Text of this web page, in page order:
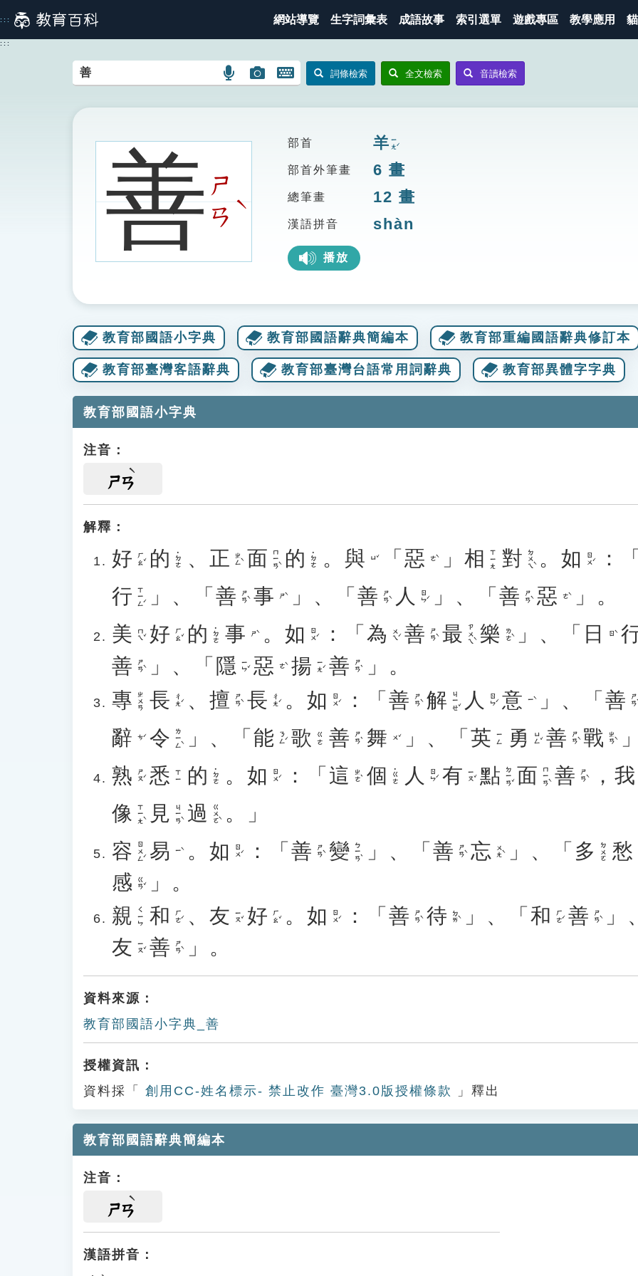
到
主
::: 網站導覽 生字詞彙表 成語故事 索引選單 遊戲專區 教學應用
:::
語
搜
圖
圖
搜
開
鍵
圖
詞條檢索 全文檢索 音讀檢索
善ㄕ
ㄢ
ˋ
部首 羊ㄧㄤˊ
部首外筆畫 6 畫
總筆畫 12 畫
漢語拼音 shàn
播放
教育部國語小字典 教育部國語辭典簡編本 教育部重編國語辭典修訂本
教育部臺灣客語辭典 教育部臺灣台語常用詞辭典 教育部異體字字典
教育部國語小字典
注音：
ㄕㄢ
解釋：
好 ㄏㄠˇ 的 ˙ㄉㄜ 、 正 ㄓㄥˋ 面 ㄇㄧㄢˋ 的 ˙ㄉㄜ 。 與 ㄩˇ 「 惡 ㄜˋ 」 相 ㄒㄧㄤ 對 ㄉㄨㄟˋ 。如 ㄖㄨˊ ：
行 ㄒㄧㄥˊ 」 、 「 善 ㄕㄢˋ 事 ㄕˋ 」 、 「 善 ㄕㄢˋ 人 ㄖㄣˊ 」 、 「 善 ㄕㄢˋ 惡 ㄜˋ 」
。
美 ㄇㄟˇ 好 ㄏㄠˇ 的 ˙ㄉㄜ 事 ㄕˋ 。 如 ㄖㄨˊ ： 「 為 ㄨㄟˊ 善 ㄕㄢˋ 最 ㄗㄨㄟˋ 樂 ㄌㄜˋ 」 、 「 日 ㄖˋ
善 ㄕㄢˋ 」 、 「 隱 ㄧㄣˇ 惡 ㄜˋ 揚 ㄧㄤˊ 善 ㄕㄢˋ 」
。
專 ㄓㄨㄢ 長 ㄔㄤˊ 、 擅 ㄕㄢˋ 長 ㄔㄤˊ 。 如 ㄖㄨˊ ： 「 善 ㄕㄢˋ 解 ㄐㄧㄝˇ 人 ㄖㄣˊ 意 ㄧˋ 」 、 「善 ㄕㄢˋ
辭 ㄘˊ 令 ㄌㄧㄥˋ 」 、 「 能 ㄋㄥˊ 歌 ㄍㄜ 善 ㄕㄢˋ 舞 ㄨˇ 」 、 「 英 ㄧㄥ 勇 ㄩㄥˇ 善 ㄕㄢˋ 戰 ㄓㄢˋ
熟 ㄕㄡˊ 悉 ㄒㄧ 的 ˙ㄉㄜ 。 如 ㄖㄨˊ ： 「 這 ㄓㄜˋ 個 ˙ㄍㄜ 人 ㄖㄣˊ 有 ㄧㄡˇ 點 ㄉㄧㄢˇ 面 ㄇㄧㄢˋ 善 ㄕㄢˋ ，我
像 ㄒㄧㄤˋ 見 ㄐㄧㄢˋ 過 ㄍㄨㄛˋ 。
」
容 ㄖㄨㄥˊ 易 ㄧˋ 。 如 ㄖㄨˊ ： 「 善 ㄕㄢˋ 變 ㄅㄧㄢˋ 」 、 「 善 ㄕㄢˋ 忘 ㄨㄤˋ 」 、 「 多 ㄉㄨㄛ 愁
感 ㄍㄢˇ 」 。
親 ㄑㄧㄣ 和 ㄏㄜˊ 、 友 ㄧㄡˇ 好 ㄏㄠˇ 。 如 ㄖㄨˊ ： 「 善 ㄕㄢˋ 待 ㄉㄞˋ 」 、 「 和 ㄏㄜˊ 善 ㄕㄢˋ 」
友 ㄧㄡˇ 善 ㄕㄢˋ 」 。
資料來源：
教育部國語小字典_善
授權資訊：
資料採「
創用CC-姓名標示- 禁止改作 臺灣3.0版授權條款 」釋出
教育部國語辭典簡編本
注音：
ㄕㄢ
漢語拼音：